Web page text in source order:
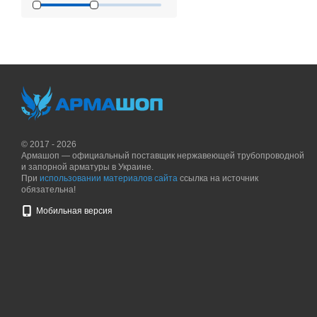
© 2017 - 2026
Армашоп — официальный поставщик нержавеющей трубопроводной
и запорной арматуры в Украине.
При использовании материалов сайта ссылка на источник
обязательна!
Мобильная версия